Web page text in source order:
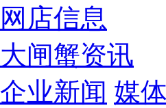
网店信息
大闸蟹资讯
企业新闻 媒